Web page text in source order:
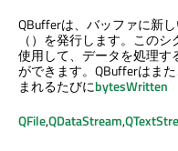
QBufferは、バッファに新
（）を発行します。この
使用して、データを処理す
ができます。QBufferはま
まれるたびにbytesWritten
QFile,QDataStream,